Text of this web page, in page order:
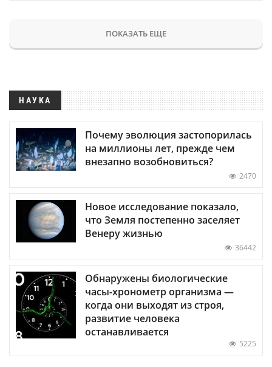
ПОКАЗАТЬ ЕЩЕ
НАУКА
Почему эволюция застопорилась
на миллионы лет, прежде чем
внезапно возобновиться?
2470
Новое исследование показало,
что Земля постепенно заселяет
Венеру жизнью
36442
Обнаружены биологические
часы-хронометр организма —
когда они выходят из строя,
развитие человека
останавливается
5225